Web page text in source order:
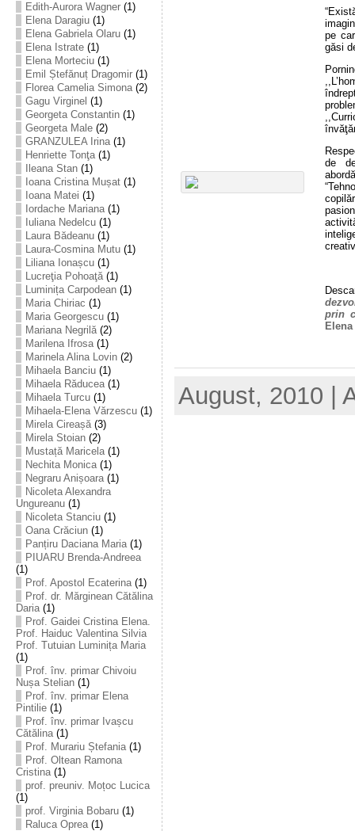
Edith-Aurora Wagner(1)
Elena Daragiu(1)
Elena Gabriela Olaru(1)
Elena Istrate(1)
Elena Morteciu(1)
Emil Ștefănuț Dragomir(1)
Florea Camelia Simona(2)
Gagu Virginel (1)
Georgeta Constantin(1)
Georgeta Male(2)
GRANZULEA Irina(1)
Henriette Tonţa(1)
Ileana Stan(1)
Ioana Cristina Mușat(1)
Ioana Matei (1)
Iordache Mariana(1)
Iuliana Nedelcu(1)
Laura Bădeanu(1)
Laura-Cosmina Mutu(1)
Liliana Ionașcu(1)
Lucreţia Pohoaţă(1)
Luminița Carpodean(1)
Maria Chiriac (1)
Maria Georgescu(1)
Mariana Negrilă(2)
Marilena Ifrosa(1)
Marinela Alina Lovin(2)
Mihaela Banciu(1)
Mihaela Răducea(1)
Mihaela Turcu(1)
Mihaela-Elena Vărzescu(1)
Mirela Cireașă(3)
Mirela Stoian(2)
Mustață Maricela(1)
Nechita Monica(1)
Negraru Anișoara(1)
Nicoleta Alexandra
Ungureanu(1)
Nicoleta Stanciu(1)
Oana Crăciun(1)
Panțiru Daciana Maria(1)
PIUARU Brenda-Andreea
(1)
Prof. Apostol Ecaterina(1)
Prof. dr. Mărginean Cătălina
Daria(1)
Prof. Gaidei Cristina Elena.
Prof. Haiduc Valentina Silvia
Prof. Tutuian Luminița Maria
(1)
Prof. înv. primar Chivoiu
Nușa Stelian(1)
Prof. înv. primar Elena
Pintilie(1)
Prof. înv. primar Ivașcu
Cătălina(1)
Prof. Murariu Ștefania(1)
Prof. Oltean Ramona
Cristina(1)
prof. preuniv. Moțoc Lucica
(1)
prof. Virginia Bobaru(1)
Raluca Oprea(1)
pe
găsi
de
prin
August, 2010 |